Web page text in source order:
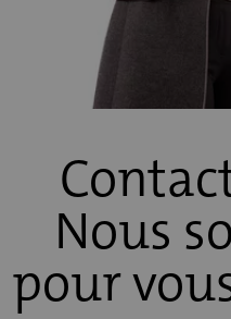
Nous
pour